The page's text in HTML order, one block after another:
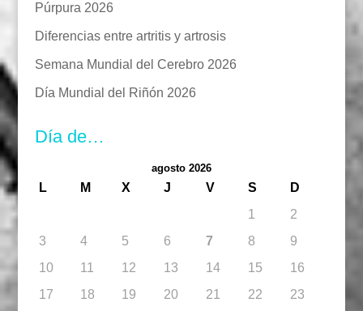
Púrpura 2026
Diferencias entre artritis y artrosis
Semana Mundial del Cerebro 2026
Día Mundial del Riñón 2026
Día de…
agosto 2026
L M X J V S
D
1
2
3
4 5 6 7 8
9
10
11 12 13 14 15
16
17
18 19 20 21 22
23